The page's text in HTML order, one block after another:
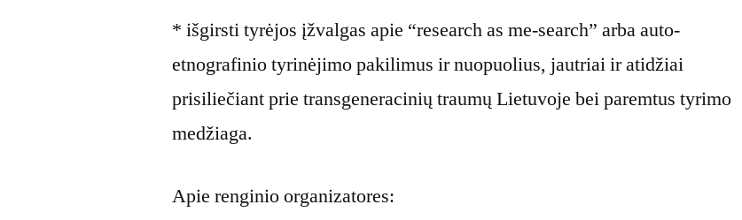
* išgirsti tyrėjos įžvalgas apie “research as me-search” arba auto-
etnografinio tyrinėjimo pakilimus ir nuopuolius, jautriai ir atidžiai
prisiliečiant prie transgeneracinių traumų Lietuvoje bei paremtus tyrimo
medžiaga.
Apie renginio organizatores: